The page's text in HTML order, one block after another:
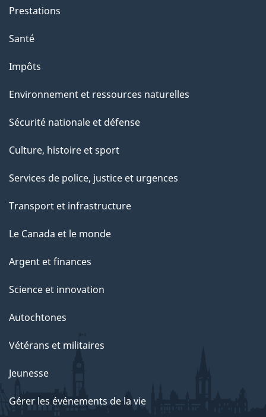
Prestations
Santé
Impôts
Environnement et ressources naturelles
Sécurité nationale et défense
Culture, histoire et sport
Services de police, justice et urgences
Transport et infrastructure
Le Canada et le monde
Argent et finances
Science et innovation
Autochtones
Vétérans et militaires
Jeunesse
Gérer les événements de la vie